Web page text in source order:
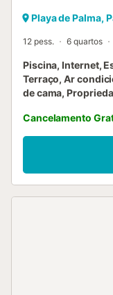
Playa de Palma,
12 pess. 6 quartos
Piscina, Internet,
Terraço, Ar
de cama,
Cancelamento